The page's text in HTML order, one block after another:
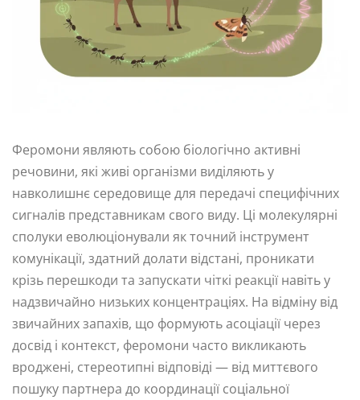
Феромони являють собою біологічно активні
речовини, які живі організми виділяють у
навколишнє середовище для передачі специфічних
сигналів представникам свого виду. Ці молекулярні
сполуки еволюціонували як точний інструмент
комунікації, здатний долати відстані, проникати
крізь перешкоди та запускати чіткі реакції навіть у
надзвичайно низьких концентраціях. На відміну від
звичайних запахів, що формують асоціації через
досвід і контекст, феромони часто викликають
вроджені, стереотипні відповіді — від миттєвого
пошуку партнера до координації соціальної